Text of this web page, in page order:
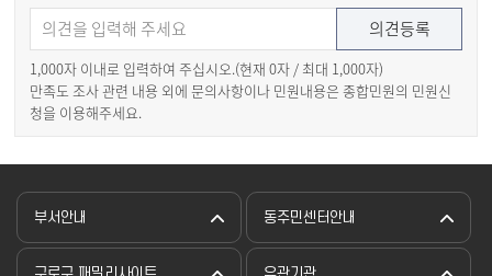
1,000자 이내로 입력하여 주십시오.(현재 0자 / 최대 1,000자)
만족도 조사 관련 내용 외에 문의사항이나 민원내용은 종합민원의 민원신
청을 이용해주세요.
부서안내 동주민센터안내